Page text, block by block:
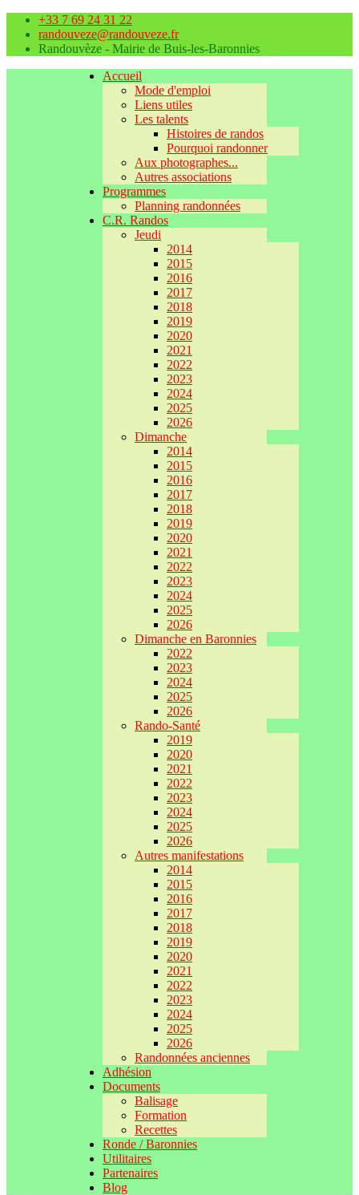
+33 7 69 24 31 22
randouveze@randouveze.fr
Randouvèze - Mairie de Buis-les-Baronnies
Accueil
Mode d'emploi
Liens utiles
Les talents
Histoires de randos
Pourquoi randonner
Aux photographes...
Autres associations
Programmes
Planning randonnées
C.R. Randos
Jeudi
2014
2015
2016
2017
2018
2019
2020
2021
2022
2023
2024
2025
2026
Dimanche
2014
2015
2016
2017
2018
2019
2020
2021
2022
2023
2024
2025
2026
Dimanche en Baronnies
2022
2023
2024
2025
2026
Rando-Santé
2019
2020
2021
2022
2023
2024
2025
2026
Autres manifestations
2014
2015
2016
2017
2018
2019
2020
2021
2022
2023
2024
2025
2026
Randonnées anciennes
Adhésion
Documents
Balisage
Formation
Recettes
Ronde / Baronnies
Utilitaires
Partenaires
Blog